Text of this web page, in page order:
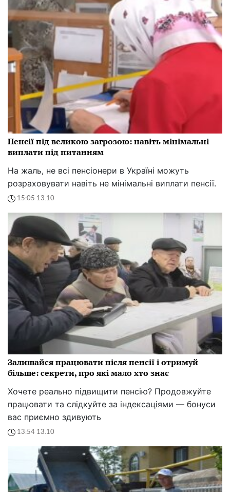
Пенсії під великою загрозою: навіть мінімальні
виплати під питанням
На жаль, не всі пенсіонери в Україні можуть
розраховувати навіть не мінімальні виплати пенсії.
15:05 13.10
Залишайся працювати після пенсії і отримуй
більше: секрети, про які мало хто знає
Хочете реально підвищити пенсію? Продовжуйте
працювати та слідкуйте за індексаціями — бонуси
вас приємно здивують
13:54 13.10